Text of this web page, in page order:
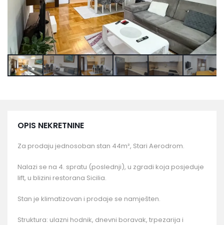
OPIS NEKRETNINE
Za prodaju jednosoban stan 44m², Stari Aerodrom.
Nalazi se na 4. spratu (poslednji), u zgradi koja posjeduje
lift, u blizini restorana Sicilia.
Stan je klimatizovan i prodaje se namješten.
Struktura: ulazni hodnik, dnevni boravak, trpezarija i